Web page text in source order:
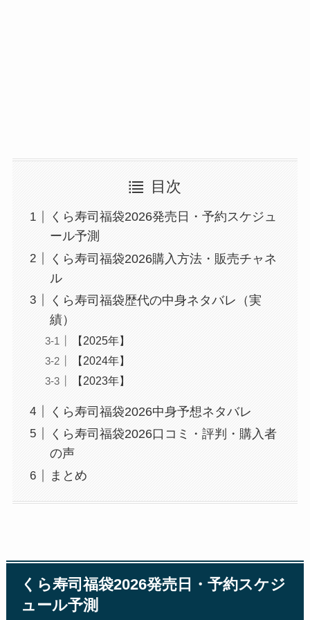
目次
くら寿司福袋2026発売日・予約スケジュ
ール予測
くら寿司福袋2026購入方法・販売チャネ
ル
くら寿司福袋歴代の中身ネタバレ（実
績）
【2025年】
【2024年】
【2023年】
くら寿司福袋2026中身予想ネタバレ
くら寿司福袋2026口コミ・評判・購入者
の声
まとめ
くら寿司福袋2026発売日・予約スケジ
ュール予測